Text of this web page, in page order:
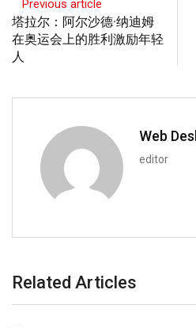
Previous article
塔拉尔：阿尔沙德·纳迪姆
在奥运会上的胜利激励年轻
人
Web
editor
Related Articles